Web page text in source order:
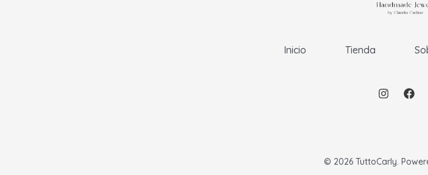
Inicio Tienda
© 2026 TuttoCarly.